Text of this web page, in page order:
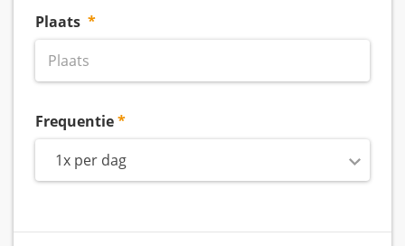
Plaats
Frequentie
1x per dag